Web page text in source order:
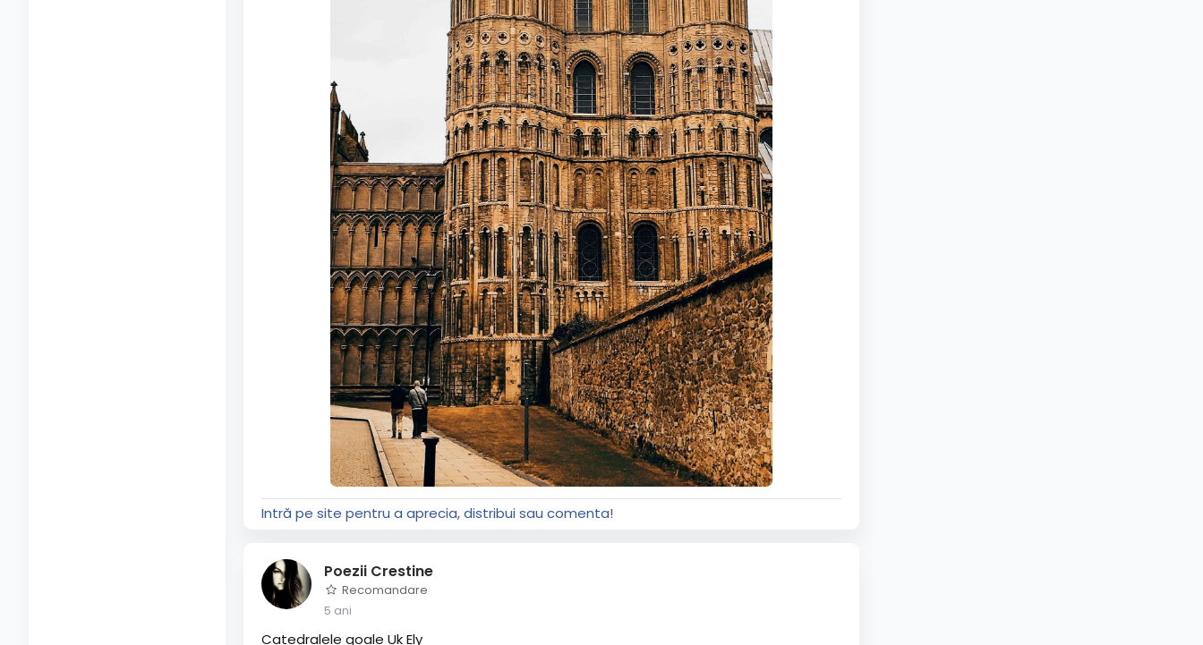
Intră pe site pentru a aprecia, distribui sau comenta!
Poezii Crestine
Recomandare
5 ani
Catedralele goale Uk Ely